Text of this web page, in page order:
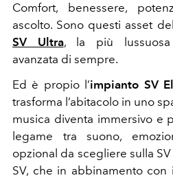
Comfort, benessere,
ascolto. Sono questi asset
SV Ultra, la più lussuosa
avanzata di sempre.
Ed è propio l’impianto SV
trasforma l’abitacolo in uno
musica diventa immersivo e
legame tra suono,
opzional da scegliere sulla
SV, che in abbinamento